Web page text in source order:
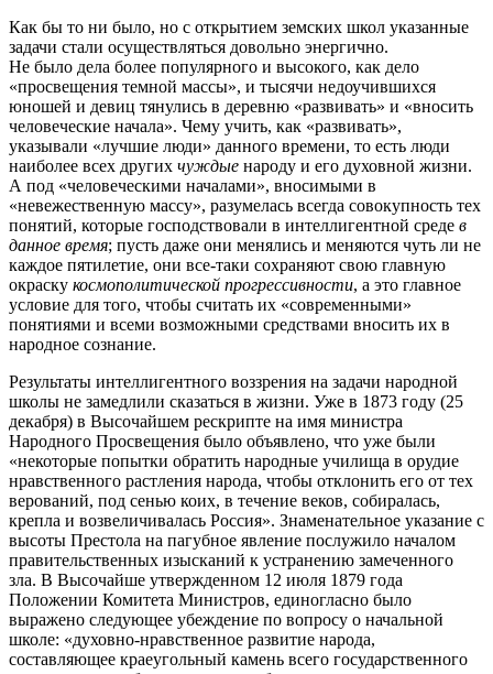
Как бы то ни было, но с открытием земских школ указанные
задачи стали осуществляться довольно энергично.
Не было дела более популярного и высокого, как дело
«просвещения темной массы», и тысячи недоучившихся
юношей и девиц тянулись в деревню «развивать» и «вносить
человеческие начала». Чему учить, как «развивать»,
указывали «лучшие люди» данного времени, то есть люди
наиболее всех других чуждые народу и его духовной жизни.
А под «человеческими началами», вносимыми в
«невежественную массу», разумелась всегда совокупность тех
понятий, которые господствовали в интеллигентной среде в
данное время; пусть даже они менялись и меняются чуть ли не
каждое пятилетие, они все-таки сохраняют свою главную
окраску космополитической прогрессивности, а это главное
условие для того, чтобы считать их «современными»
понятиями и всеми возможными средствами вносить их в
народное сознание.
Результаты интеллигентного воззрения на задачи народной
школы не замедлили сказаться в жизни. Уже в 1873 году (25
декабря) в Высочайшем рескрипте на имя министра
Народного Просвещения было объявлено, что уже были
«некоторые попытки обратить народные училища в орудие
нравственного растления народа, чтобы отклонить его от тех
верований, под сенью коих, в течение веков, собиралась,
крепла и возвеличивалась Россия». Знаменательное указание с
высоты Престола на пагубное явление послужило началом
правительственных изысканий к устранению замеченного
зла. В Высочайше утвержденном 12 июля 1879 года
Положении Комитета Министров, единогласно было
выражено следующее убеждение по вопросу о начальной
школе: «духовно-нравственное развитие народа,
составляющее краеугольный камень всего государственного